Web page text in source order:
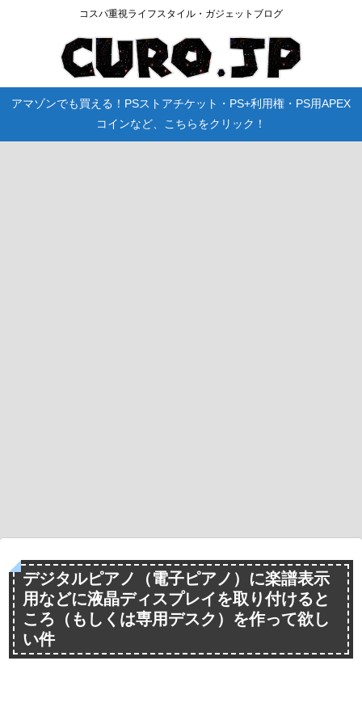
コスパ重視ライフスタイル・ガジェットブログ
アマゾンでも買える！PSストアチケット・PS+利用権・PS用APEX
コインなど、こちらをクリック！
デジタルピアノ（電子ピアノ）に楽譜表示
用などに液晶ディスプレイを取り付けると
ころ（もしくは専用デスク）を作って欲し
い件